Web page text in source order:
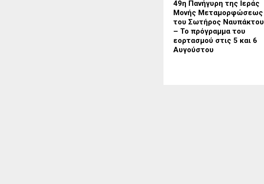
49η Πανήγυρη της Ιεράς
Μονής Μεταμορφώσεως
του Σωτήρος Ναυπάκτου
– Το πρόγραμμα του
εορτασμού στις 5 και 6
Αυγούστου